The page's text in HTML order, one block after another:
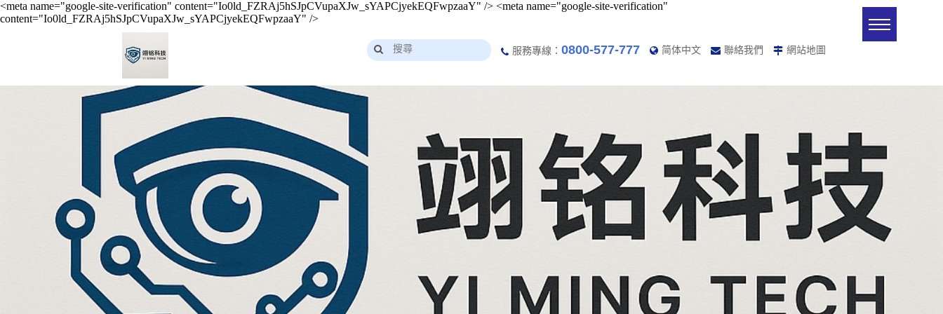
<meta name="google-site-verification" content="Io0ld_FZRAj5hSJpCVupaXJw_sYAPCjyekEQFwpzaaY" /> <meta name="google-site-verification"
content="Io0ld_FZRAj5hSJpCVupaXJw_sYAPCjyekEQFwpzaaY" />
台南貨運《搬家送紙箱》免費到府估價
服務專線： 0800-577-777 简体中文 聯絡我們 網站地圖
menu